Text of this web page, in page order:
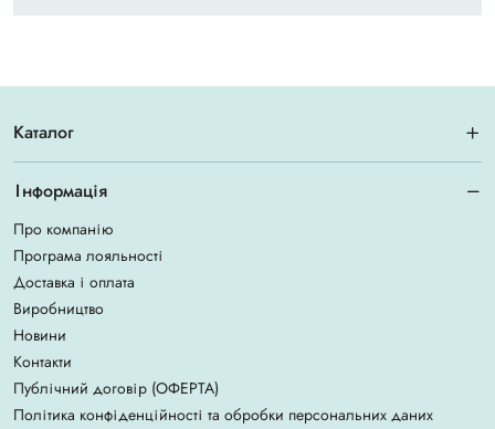
Каталог
Інформація
Про компанію
Програма лояльності
Доставка і оплата
Виробництво
Новини
Контакти
Публічний договір (ОФЕРТА)
Політика конфіденційності та обробки персональних даних